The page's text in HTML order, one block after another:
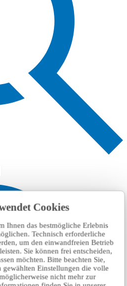
Cookies
Ihnen das bestmögliche Erlebnis
Technisch erforderliche
um den einwandfreien Betrieb
Sie können frei entscheiden,
möchten. Bitte beachten Sie,
gewählten Einstellungen die volle
nicht mehr zur